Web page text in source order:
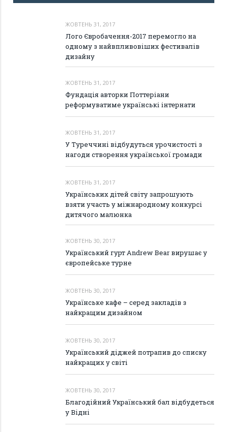
ЖОВТЕНЬ 31, 2017
Лого Євробачення-2017 перемогло на
одному з найвпливовіших фестивалів
дизайну
ЖОВТЕНЬ 31, 2017
Фундація авторки Поттеріани
реформуватиме українські інтернати
ЖОВТЕНЬ 31, 2017
У Туреччині відбудуться урочистості з
нагоди створення української громади
ЖОВТЕНЬ 31, 2017
Українських дітей світу запрошують
взяти участь у міжнародному конкурсі
дитячого малюнка
ЖОВТЕНЬ 30, 2017
Український гурт Andrew Bear вирушає у
європейське турне
ЖОВТЕНЬ 30, 2017
Українське кафе – серед закладів з
найкращим дизайном
ЖОВТЕНЬ 30, 2017
Український діджей потрапив до списку
найкращих у світі
ЖОВТЕНЬ 30, 2017
Благодійний Український бал відбудеться
у Відні